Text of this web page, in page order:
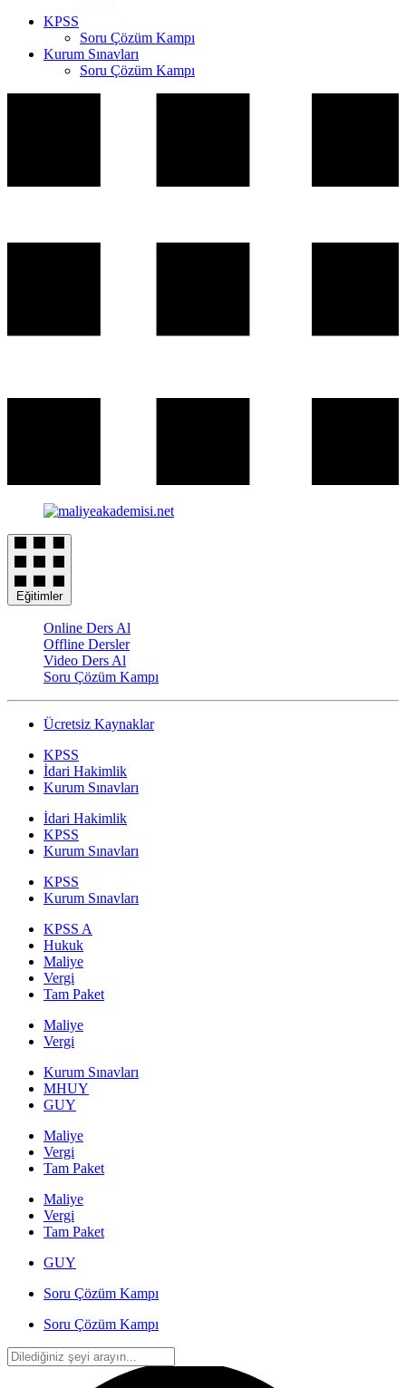
KPSS
Soru Çözüm Kampı
Kurum Sınavları
Soru Çözüm Kampı
Eğitimler
Online Ders Al
Offline Dersler
Video Ders Al
Soru Çözüm Kampı
Ücretsiz Kaynaklar
KPSS
İdari Hakimlik
Kurum Sınavları
İdari Hakimlik
KPSS
Kurum Sınavları
KPSS
Kurum Sınavları
KPSS A
Hukuk
Maliye
Vergi
Tam Paket
Maliye
Vergi
Kurum Sınavları
MHUY
GUY
Maliye
Vergi
Tam Paket
Maliye
Vergi
Tam Paket
GUY
Soru Çözüm Kampı
Soru Çözüm Kampı